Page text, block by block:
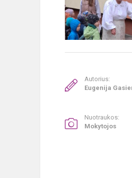
Autorius:
Eugenija
Nuotraukos:
Mokytojos